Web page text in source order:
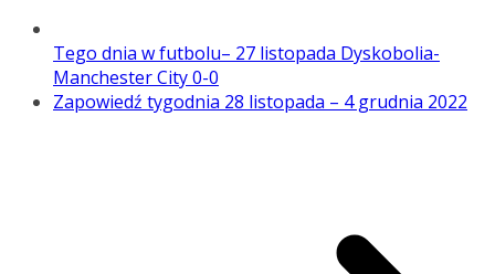
Tego dnia w futbolu– 27 listopada Dyskobolia-
Manchester City 0-0
Zapowiedź tygodnia 28 listopada – 4 grudnia 2022